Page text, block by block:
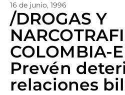
16 de junio, 1996
/DROGAS Y
COLOMBIA-
Prevén
relaciones